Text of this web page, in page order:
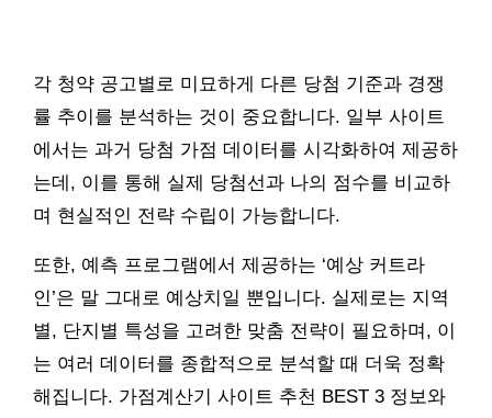
각 청약 공고별로 미묘하게 다른 당첨 기준과 경쟁
률 추이를 분석하는 것이 중요합니다. 일부 사이트
에서는 과거 당첨 가점 데이터를 시각화하여 제공하
는데, 이를 통해 실제 당첨선과 나의 점수를 비교하
며 현실적인 전략 수립이 가능합니다.
또한, 예측 프로그램에서 제공하는 ‘예상 커트라
인’은 말 그대로 예상치일 뿐입니다. 실제로는 지역
별, 단지별 특성을 고려한 맞춤 전략이 필요하며, 이
는 여러 데이터를 종합적으로 분석할 때 더욱 정확
해집니다. 가점계산기 사이트 추천 BEST 3 정보와